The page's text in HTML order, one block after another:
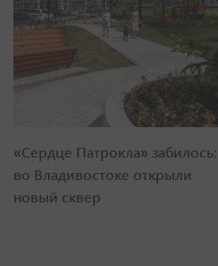
«Сердце Патрокла» забилось:
во Владивостоке открыли
новый сквер